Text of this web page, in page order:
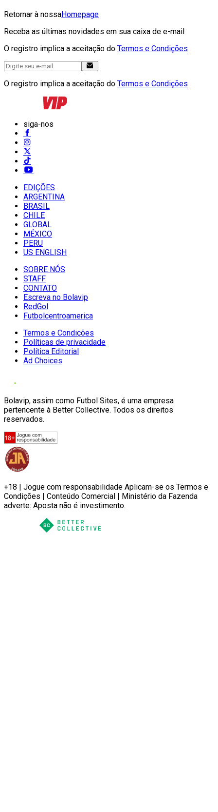
Retornar à nossaHomepage
Receba as últimas novidades em sua caixa de e-mail
O registro implica a aceitação do Termos e Condições
O registro implica a aceitação do Termos e Condições
siga-nos
EDIÇÕES
ARGENTINA
BRASIL
CHILE
GLOBAL
MÉXICO
PERU
US ENGLISH
SOBRE NÓS
STAFF
CONTATO
Escreva no Bolavip
RedGol
Futbolcentroamerica
Termos e Condições
Políticas de privacidade
Política Editorial
Ad Choices
Bolavip, assim como Futbol Sites, é uma empresa
pertencente à Better Collective. Todos os direitos
reservados.
+18 | Jogue com responsabilidade Aplicam-se os Termos e
Condições | Conteúdo Comercial | Ministério da Fazenda
adverte: Aposta não é investimento.